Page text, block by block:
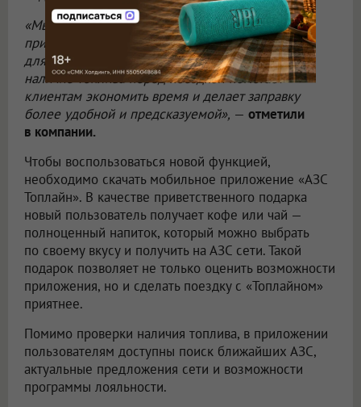
«Мы продолжаем развивать мобильное
приложение как единый цифровой сервис
для автомобилистов. Возможность проверить
наличие топлива перед поездкой помогает
клиентам экономить время и делает заправку
более удобной и предсказуемой», — отметили
в компании.
Чтобы воспользоваться новой функцией,
необходимо скачать мобильное приложение «АЗС
Топлайн». В качестве приветственного подарка
новый пользователь получает кофе или чай —
полноценный напиток, который можно выбрать
по своему вкусу и получить на АЗС сети. Такой
подарок позволяет не только оценить возможности
приложения, но и сделать поездку с «Топлайном»
приятнее.
Помимо проверки наличия топлива, в приложении
пользователям доступны поиск ближайших АЗС,
актуальные предложения сети и возможности
программы лояльности.